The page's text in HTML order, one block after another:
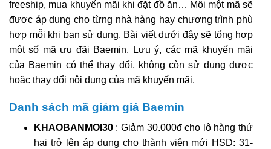
freeship, mua khuyến mãi khi đặt đồ ăn… Mỗi một mã sẽ
được áp dụng cho từng nhà hàng hay chương trình phù
hợp mỗi khi bạn sử dụng. Bài viết dưới đây sẽ tổng hợp
một số mã ưu đãi Baemin. Lưu ý, các mã khuyến mãi
của Baemin có thể thay đổi, không còn sử dụng được
hoặc thay đổi nội dung của mã khuyến mãi.
Danh sách mã giảm giá Baemin
KHAOBANMOI30 : Giảm 30.000đ cho lô hàng thứ
hai trở lên áp dụng cho thành viên mới HSD: 31-